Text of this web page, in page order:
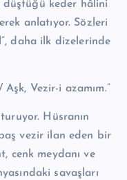
düştüğü keder hâlini
anlatıyor. Sözleri
daha ilk dizelerinde
Vezir-i azamım.”
Hüsranın
vezir ilan eden bir
cenk meydanı ve
savaşları